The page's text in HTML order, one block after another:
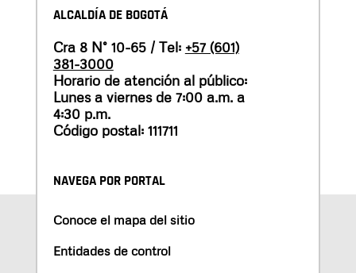
ALCALDÍA DE BOGOTÁ
Cra 8 N° 10-65 / Tel: +57 (601)
381-3000
Horario de atención al público:
Lunes a viernes de 7:00 a.m. a
4:30 p.m.
Código postal: 111711
NAVEGA POR PORTAL
Conoce el mapa del sitio
Entidades de control